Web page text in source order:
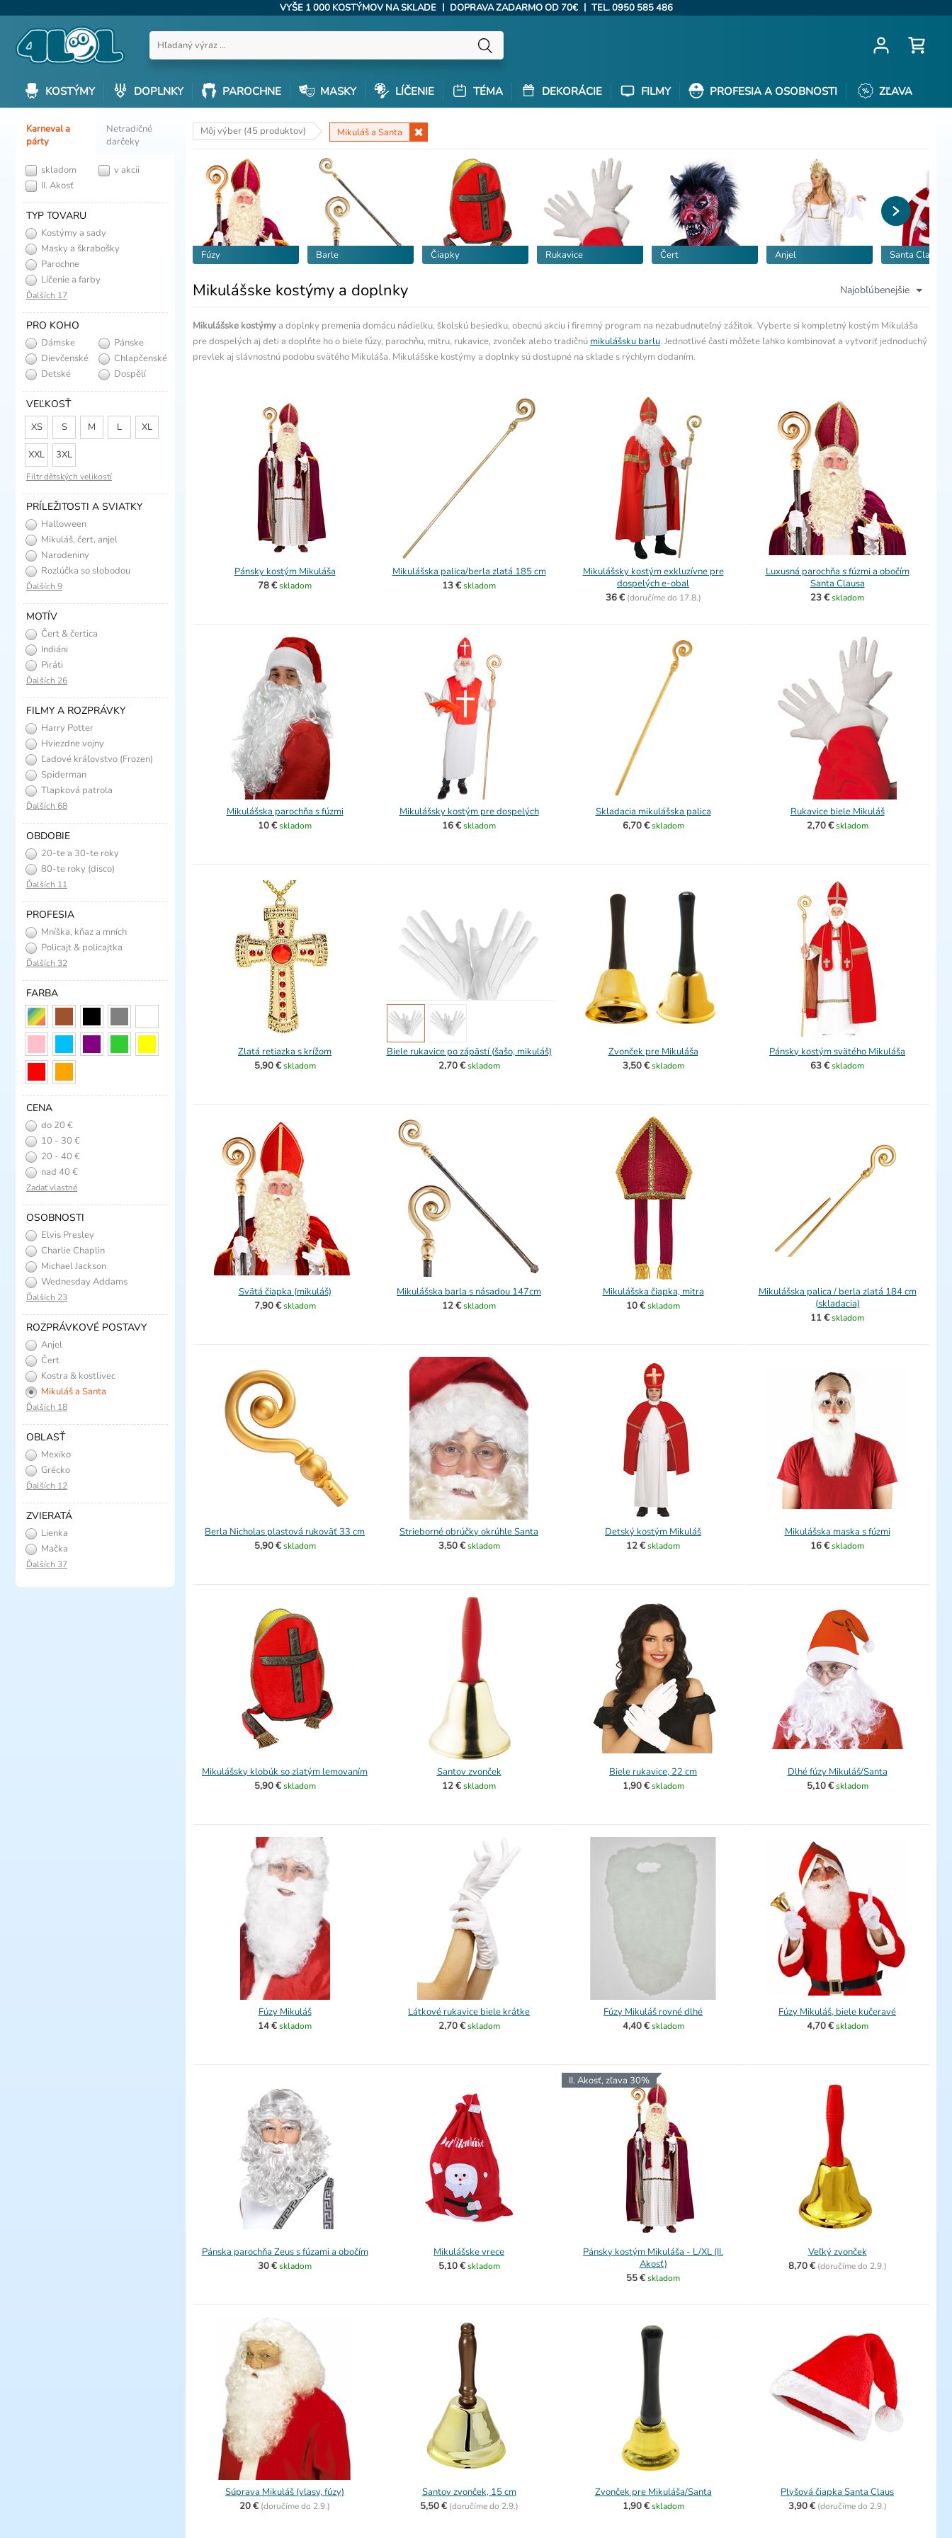
VYŠE 1 000 KOSTÝMOV NA SKLADE | DOPRAVA ZADARMO OD 70€ | TEL. 0950 585 486
KOSTÝMY DOPLNKY PAROCHNE MASKY LÍČENIE TÉMA DEKORÁCIE FILMY PROFESIA A OSOBNOSTI ZĽAVA
Môj výber (45 produktov) Mikuláš a Santa
Fúzy Barle Čiapky Rukavice Čert Anjel Santa Claus
Najobľúbenejšie
Mikulášske kostýmy a doplnky
Mikulášske kostýmya doplnky premenia domácu nádielku, školskú besiedku, obecnú akciu i firemný program na nezabudnuteľný zážitok. Vyberte si kompletný kostým Mikuláša
pre dospelých aj deti a doplňte ho o biele fúzy, parochňu, mitru, rukavice, zvonček alebo tradičnú mikulášsku barlu. Jednotlivé časti môžete ľahko kombinovať a vytvoriť jednoduchý
prevlek aj slávnostnú podobu svätého Mikuláša. Mikulášske kostýmy a doplnky sú dostupné na sklade s rýchlym dodaním.
Pánsky kostým Mikuláša
78 €skladom
Mikulášska palica/berla zlatá 185 cm
13 €skladom
Mikulášsky kostým exkluzívne pre
dospelých e-obal
36 € (doručíme do 17.8.)
Luxusná parochňa s fúzmi a obočím
Santa Clausa
23 €skladom
Mikulášska parochňa s fúzmi
10 €skladom
Mikulášsky kostým pre dospelých
16 €skladom
Skladacia mikulášska palica
6,70 € skladom
Rukavice biele Mikuláš
2,70 € skladom
Zlatá retiazka s krížom
5,90 € skladom
Biele rukavice po zápästí (šašo, mikuláš)
2,70 € skladom
Zvonček pre Mikuláša
3,50 € skladom
Pánsky kostým svätého Mikuláša
63 €skladom
Svätá čiapka (mikuláš)
7,90 € skladom
Mikulášska barla s násadou 147cm
12 €skladom
Mikulášska čiapka, mitra
10 €skladom
Mikulášska palica / berla zlatá 184 cm
(skladacia)
11 €skladom
Berla Nicholas plastová rukoväť 33 cm
5,90 € skladom
Strieborné obrúčky okrúhle Santa
3,50 € skladom
Detský kostým Mikuláš
12 €skladom
Mikulášska maska s fúzmi
16 €skladom
Mikulášsky klobúk so zlatým lemovaním
5,90 € skladom
Santov zvonček
12 €skladom
Biele rukavice, 22 cm
1,90 € skladom
Dlhé fúzy Mikuláš/Santa
5,10 € skladom
Fúzy Mikuláš
14 €skladom
Látkové rukavice biele krátke
2,70 € skladom
Fúzy Mikuláš rovné dlhé
4,40 € skladom
Fúzy Mikuláš, biele kučeravé
4,70 € skladom
Pánska parochňa Zeus s fúzami a obočím
30 €skladom
Mikulášske vrece
5,10 € skladom
II. Akosť, zľava 30%
Pánsky kostým Mikuláša - L/XL (II.
Akosť)
55 €skladom
Veľký zvonček
8,70 € (doručíme do 2.9.)
Súprava Mikuláš (vlasy, fúzy)
20 € (doručíme do 2.9.)
Santov zvonček, 15 cm
5,50 € (doručíme do 2.9.)
Zvonček pre Mikuláša/Santa
1,90 € skladom
Plyšová čiapka Santa Claus
3,90 € (doručíme do 2.9.)
Karneval a
párty
Netradičné
darčeky
skladom
v akcii
II. Akosť
TYP TOVARU
Kostýmy a sady
Masky a škrabošky
Parochne
Líčenie a farby
Ďalších 17
PRO KOHO
Dámske
Pánske
Dievčenské
Chlapčenské
Detské
Dospělí
VEĽKOSŤ
XS S M L XL
XXL 3XL
Filtr dětských velikostí
PRÍLEŽITOSTI A SVIATKY
Halloween
Mikuláš, čert, anjel
Narodeniny
Rozlúčka so slobodou
Ďalších 9
MOTÍV
Čert & čertica
Indiáni
Piráti
Ďalších 26
FILMY A ROZPRÁVKY
Harry Potter
Hviezdne vojny
Ľadové kráľovstvo (Frozen)
Spiderman
Tlapková patrola
Ďalších 68
OBDOBIE
20-te a 30-te roky
(charleston)
80-te roky (disco)
Ďalších 11
PROFESIA
Mníška, kňaz a mních
Policajt & policajtka
Ďalších 32
FARBA
CENA
do 20 €
10 - 30 €
20 - 40 €
nad 40 €
Zadať vlastné
OSOBNOSTI
Elvis Presley
Charlie Chaplin
Michael Jackson
Wednesday Addams
Ďalších 23
ROZPRÁVKOVÉ POSTAVY
Anjel
Čert
Kostra & kostlivec
Mikuláš a Santa
Ďalších 18
OBLASŤ
Mexiko
Grécko
Ďalších 12
ZVIERATÁ
Lienka
Mačka
Ďalších 37